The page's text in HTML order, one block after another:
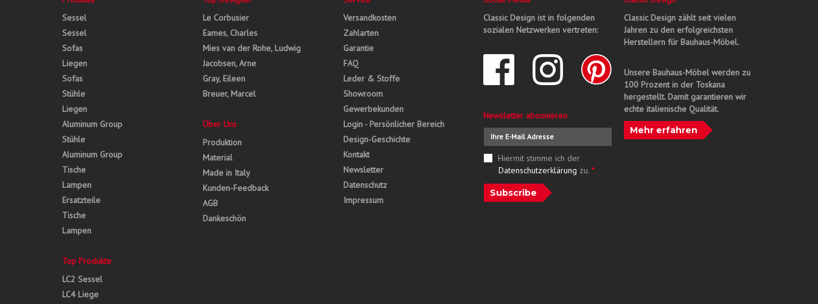
Sessel
Sessel
Sofas
Liegen
Sofas
Stühle
Liegen
Aluminum Group
Stühle
Aluminum Group
Tische
Lampen
Ersatzteile
Tische
Lampen
Top Produkte
LC2 Sessel
LC4 Liege
Le Corbusier
Eames, Charles
Mies van der Rohe, Ludwig
Jacobsen, Arne
Gray, Eileen
Breuer, Marcel
Über Uns
Produktion
Material
Made in Italy
Kunden-Feedback
AGB
Dankeschön
Versandkosten
Zahlarten
Garantie
FAQ
Leder & Stoffe
Showroom
Gewerbekunden
Login - Persönlicher Bereich
Design-Geschichte
Kontakt
Newsletter
Datenschutz
Impressum
Classic Design ist in folgenden
sozialen Netzwerken vertreten:
Newsletter abonnieren
Hiermit stimme ich der
Datenschutzerklärung zu. *
Subscribe
Classic Design zählt seit vielen
Jahren zu den erfolgreichsten
Herstellern für Bauhaus-Möbel.
Unsere Bauhaus-Möbel werden zu
100 Prozent in der Toskana
hergestellt. Damit garantieren wir
echte italienische Qualität.
Mehr erfahren